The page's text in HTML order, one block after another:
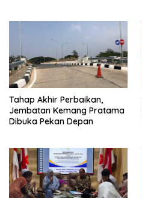
Tahap Akhir Perbaikan,
Jembatan Kemang Pratama
Dibuka Pekan Depan